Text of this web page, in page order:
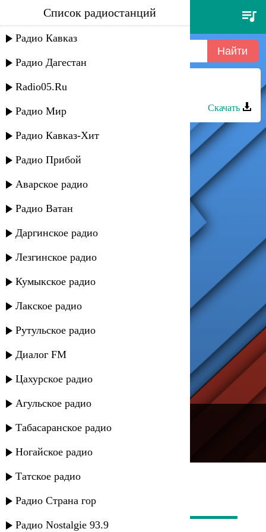
дива - крутой
Список радиостанций
Радио Кавказ
Радио Дагестан
Radio05.Ru
Радио Мир
Радио Кавказ-Хит
Радио Прибой
Аварское радио
Радио Ватан
Даргинское радио
Лезгинское радио
Кумыкское радио
Лакское радио
Рутульское радио
Диалог FM
Цахурское радио
Агульское радио
Табасаранское радио
Ногайское радио
Татское радио
Радио Страна гор
Радио Nostalgie 93.9
Дива - Чан, чан
Скачать
---
Русское радио